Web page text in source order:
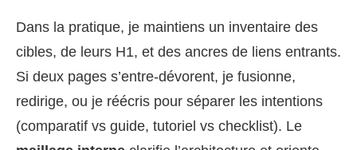
Dans la pratique, je maintiens un inventaire des
cibles, de leurs H1, et des ancres de liens entrants.
Si deux pages s’entre-dévorent, je fusionne,
redirige, ou je réécris pour séparer les intentions
(comparatif vs guide, tutoriel vs checklist). Le